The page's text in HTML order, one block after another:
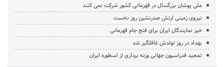
ملی پوشان بزرگسال در قهرمانی کشور شرکت نمی کنند
نیروی زمینی ارتش صدرنشین روز نخست
خیز نمایندگان ایران برای فتح جام قهرمانی
بهداد در روز تولدش غافلگیر شد
تمجید فدراسیون جهانی وزنه برداری از اسطوره ایران